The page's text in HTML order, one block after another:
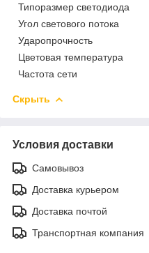
Типоразмер светодиода
Угол светового потока
Ударопрочность
Цветовая температура
Частота сети
Скрыть
Условия доставки
Самовывоз
Доставка курьером
Доставка почтой
Транспортная компания